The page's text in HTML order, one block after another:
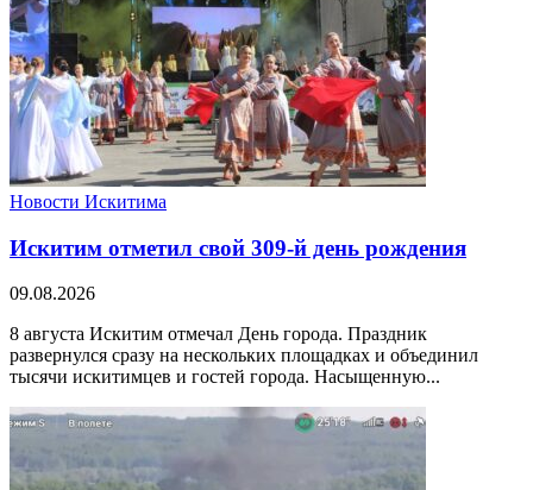
Новости Искитима
Искитим отметил свой 309-й день рождения
09.08.2026
8 августа Искитим отмечал День города. Праздник
развернулся сразу на нескольких площадках и объединил
тысячи искитимцев и гостей города. Насыщенную...